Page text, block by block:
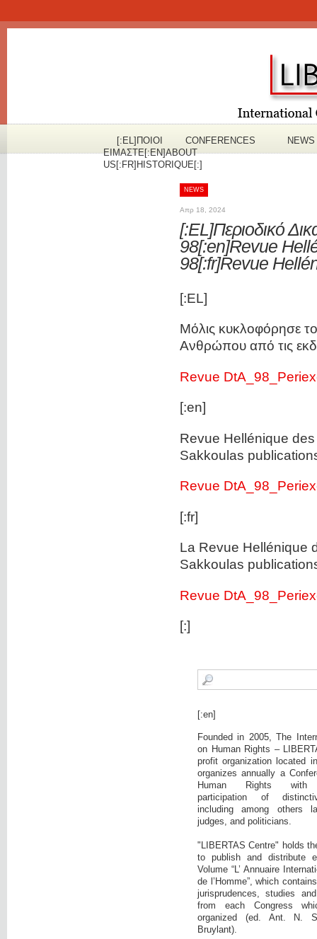
[:EL]ΠOΙΟΙ
ΕΙΜΑΣΤΕ[:EN]ABOUT
US[:FR]HISTORIQUE[:]
CONFERENCES NEWS
NEWS
Απρ 18, 2024
[:EL]Περιοδικό
98[:en]Revue
98[:fr]Revue
[:EL]
Μόλις κυκλοφόρησε
Ανθρώπου από τις
Revue
[:en]
Revue Hellénique
Sakkoulas
Revue
[:fr]
La Revue Hellénique
Sakkoulas
Revue
[:]
[:en]
Founded in 2005, The
on Human Rights –
profit organization located
organizes annually a
Human Rights with
participation of
including among others
judges, and politicians.
"LIBERTAS Centre" holds
to publish and distribute
Volume “L’ Annuaire
de l’Homme”, which
jurisprudences, studies
from each Congress
organized (ed. Ant. N.
Bruylant).